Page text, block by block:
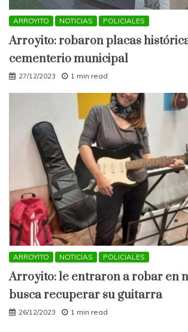
ARROYITO NOTICIAS POLICIALES
Arroyito: robaron placas
cementerio municipal
27/12/2023 1 min read
ARROYITO NOTICIAS POLICIALES
Arroyito: le entraron a robar en
busca recuperar su guitarra
26/12/2023 1 min read